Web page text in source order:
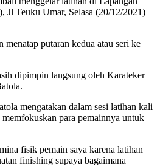
Jl Teuku Umar, Selasa (20/12/2021)
menatap putaran kedua atau seri ke
dipimpin langsung oleh Karateker
mengatakan dalam sesi latihan kali
para pemainnya untuk
fisik pemain saya karena latihan
finishing supaya bagaimana